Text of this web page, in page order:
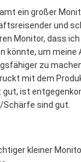
ein großer
und
Monitor, dass
könnte, um meine
zu
mit dem
ist
Schärfe sind gut.
kleiner